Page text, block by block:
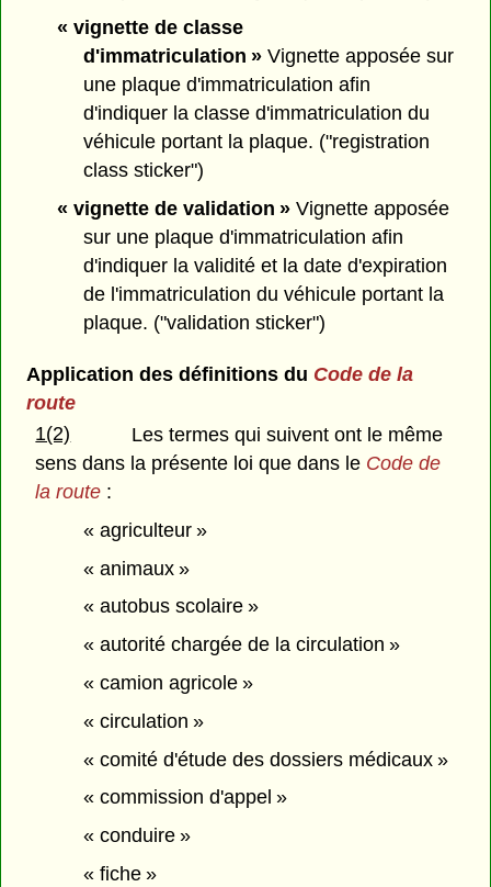
« vignette de classe
d'immatriculation » Vignette apposée sur
une plaque d'immatriculation afin
d'indiquer la classe d'immatriculation du
véhicule portant la plaque. ("registration
class sticker")
« vignette de validation »Vignette apposée
sur une plaque d'immatriculation afin
d'indiquer la validité et la date d'expiration
de l'immatriculation du véhicule portant la
plaque. ("validation sticker")
Application des définitions du Code de la
route
1(2)
Les termes qui suivent ont le même
sens dans la présente loi que dans le Code de
la route :
« agriculteur »
« animaux »
« autobus scolaire »
« autorité chargée de la circulation »
« camion agricole »
« circulation »
« comité d'étude des dossiers médicaux »
« commission d'appel »
« conduire »
« fiche »